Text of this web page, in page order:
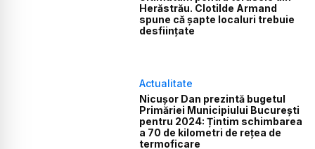
Herăstrău. Clotilde Armand
spune că șapte localuri trebuie
desființate
Actualitate
Nicușor Dan prezintă bugetul
Primăriei Municipiului București
pentru 2024: Țintim schimbarea
a 70 de kilometri de rețea de
termoficare